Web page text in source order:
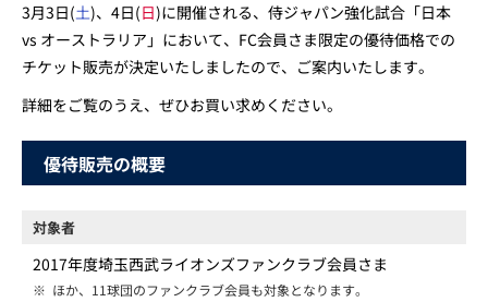
3月3日(土)、4日(日)に開催される、侍ジャパン強化試合「日本
vs オーストラリア」において、FC会員さま限定の優待価格での
チケット販売が決定いたしましたので、ご案内いたします。
詳細をご覧のうえ、ぜひお買い求めください。
優待販売の概要
対象者
2017年度埼玉西武ライオンズファンクラブ会員さま
※ ほか、11球団のファンクラブ会員も対象となります。